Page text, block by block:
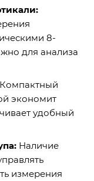
8-
для анализа
Компактный
экономит
удобный
Наличие
измерения